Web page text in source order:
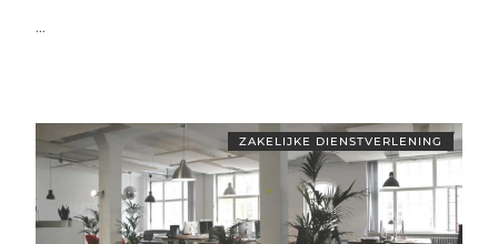
...
ZAKELIJKE DIENSTVERLENING